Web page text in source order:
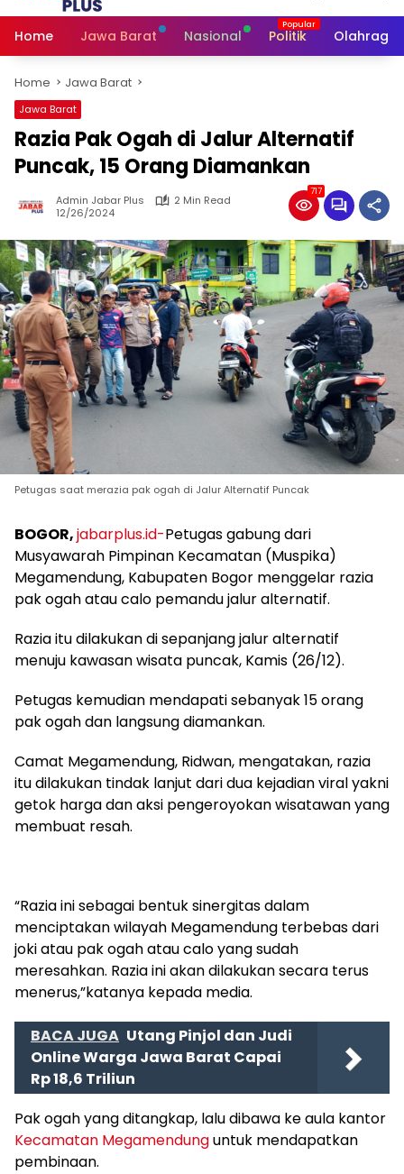
Home
Jawa Barat Nasional Politik Olahraga
Home Jawa Barat
Jawa Barat
Razia Pak Ogah di Jalur Alternatif
Puncak, 15 Orang Diamankan
Admin Jabar Plus
2 Min Read
12/26/2024
717
Petugas saat merazia pak ogah di Jalur Alternatif Puncak
BOGOR,jabarplus.id-Petugas gabung dari
Musyawarah Pimpinan Kecamatan (Muspika)
Megamendung, Kabupaten Bogor menggelar razia
pak ogah atau calo pemandu jalur alternatif.
Razia itu dilakukan di sepanjang jalur alternatif
menuju kawasan wisata puncak, Kamis (26/12).
Petugas kemudian mendapati sebanyak 15 orang
pak ogah dan langsung diamankan.
Camat Megamendung, Ridwan, mengatakan, razia
itu dilakukan tindak lanjut dari dua kejadian viral yakni
getok harga dan aksi pengeroyokan wisatawan yang
membuat resah.
“Razia ini sebagai bentuk sinergitas dalam
menciptakan wilayah Megamendung terbebas dari
joki atau pak ogah atau calo yang sudah
meresahkan. Razia ini akan dilakukan secara terus
menerus,”katanya kepada media.
BACA JUGA Utang Pinjol dan Judi
Online Warga Jawa Barat Capai
Rp 18,6 Triliun
Pak ogah yang ditangkap, lalu dibawa ke aula kantor
Kecamatan Megamendunguntuk mendapatkan
pembinaan.